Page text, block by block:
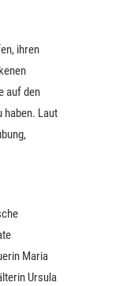
ihren
auf den
haben. Laut
Maria
Ursula